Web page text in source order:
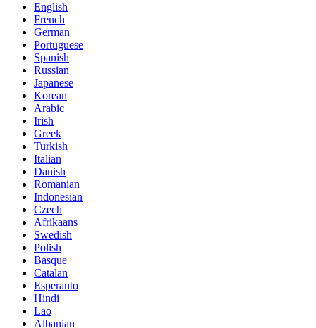
English
French
German
Portuguese
Spanish
Russian
Japanese
Korean
Arabic
Irish
Greek
Turkish
Italian
Danish
Romanian
Indonesian
Czech
Afrikaans
Swedish
Polish
Basque
Catalan
Esperanto
Hindi
Lao
Albanian